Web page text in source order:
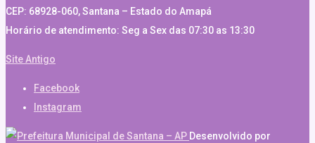
CEP: 68928-060, Santana – Estado do Amapá
Horário de atendimento: Seg a Sex das 07:30 as 13:30
Site Antigo
Facebook
Instagram
Desenvolvido por